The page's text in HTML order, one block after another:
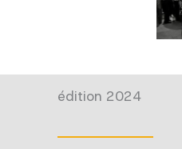
édition 2024